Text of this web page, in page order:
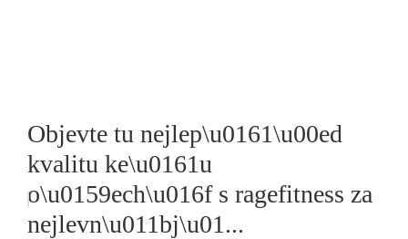
Objevte tu nejlep\u0161\u00ed
kvalitu ke\u0161u
o\u0159ech\u016f s ragefitness za
nejlevn\u011bj\u01...